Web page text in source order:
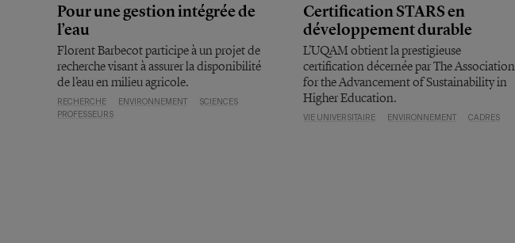
Pour une gestion intégrée de
l’eau
Florent Barbecot participe à un projet de
recherche visant à assurer la disponibilité
de l’eau en milieu agricole.
RECHERCHE ENVIRONNEMENT
SCIENCES
PROFESSEURS
Certification STARS en
développement durable
L’UQAM obtient la prestigieuse
certification décernée par The Association
for the Advancement of Sustainability in
Higher Education.
VIE UNIVERSITAIRE ENVIRONNEMENT CADRES